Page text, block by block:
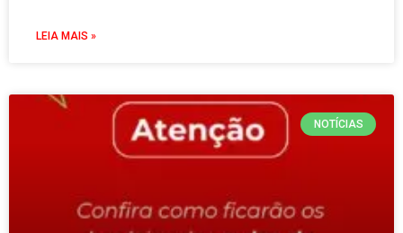
LEIA MAIS »
NOTÍCIAS